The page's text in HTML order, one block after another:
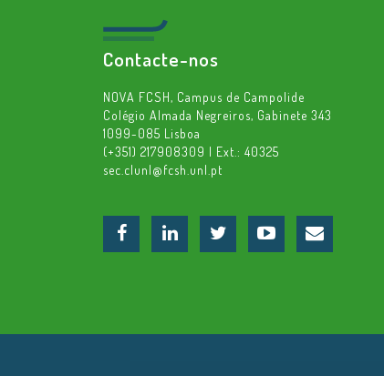
Contacte-nos
NOVA FCSH, Campus de Campolide
Colégio Almada Negreiros, Gabinete 343
1099-085 Lisboa
(+351) 217908309 | Ext.: 40325
sec.clunl@fcsh.unl.pt